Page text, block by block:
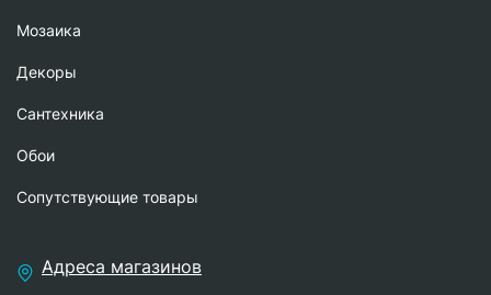
Мозаика
Декоры
Сантехника
Обои
Сопутствующие товары
Адреса магазинов